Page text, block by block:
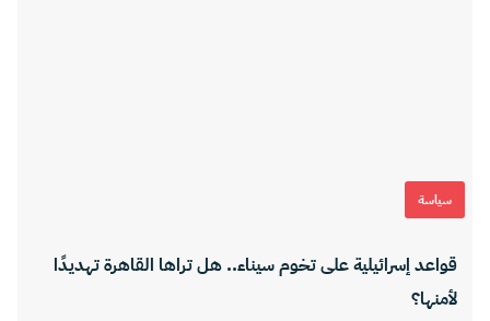
سياسة
قواعد إسرائيلية على تخوم سيناء.. هل تراها القاهرة تهديدًا
لأمنها؟